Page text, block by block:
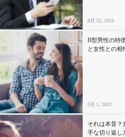
不倫・だめ男
心の処方箋
カルチャー・トレンド・芸能
驚き
8月 22, 2019
B型男性の特
と女性との相
3月 1, 2023
それは本音？
手な切り返し